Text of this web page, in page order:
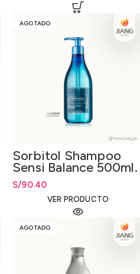
AGOTADO
Sorbitol Shampoo
Sensi Balance 500ml.
S/90.40
VER PRODUCTO
AGOTADO